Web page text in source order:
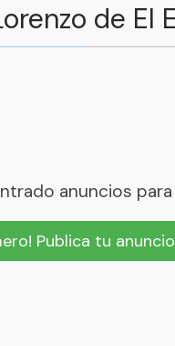
de El
anuncios
Publica tu